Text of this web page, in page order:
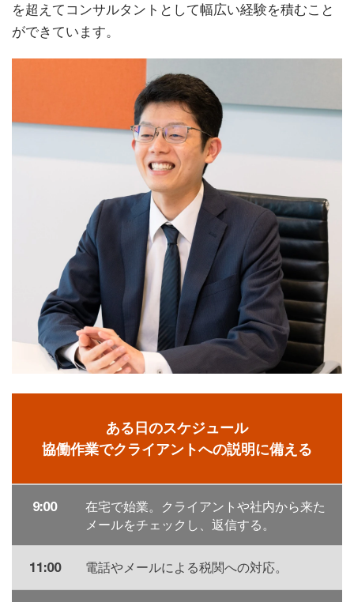
を超えてコンサルタントとして幅広い経験を積むこと
ができています。
ある日のスケジュール
協働作業でクライアントへの説明に備える
9:00
在宅で始業。クライアントや社内から来た
メールをチェックし、返信する。
11:00 電話やメールによる税関への対応。